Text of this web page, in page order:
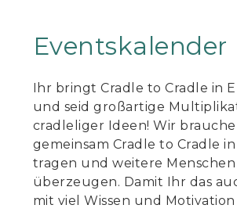
Eventskalender
Ihr bringt Cradle to Cradle in
und seid großartige
cradleliger Ideen! Wir
gemeinsam Cradle to Cradle
tragen und weitere Menschen
überzeugen. Damit Ihr das
mit viel Wissen und